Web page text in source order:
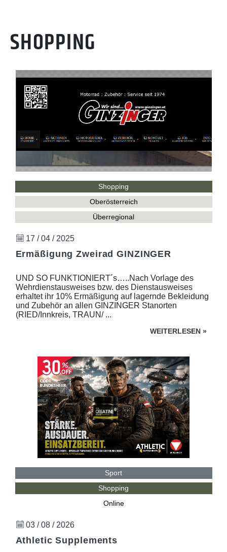
SHOPPING
Shopping
Oberösterreich
Überregional
17 / 04 / 2025
Ermäßigung Zweirad GINZINGER
UND SO FUNKTIONIERT´s…..Nach Vorlage des
Wehrdienstausweises bzw. des Dienstausweises
erhaltet ihr 10% Ermäßigung auf lagernde Bekleidung
und Zubehör an allen GINZINGER Stanorten
(RIED/Innkreis, TRAUN/ ...
WEITERLESEN »
Sport
Shopping
Online
03 / 08 / 2026
Athletic Supplements